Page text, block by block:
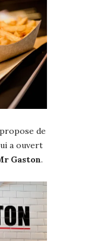
de
a ouvert
Gaston.